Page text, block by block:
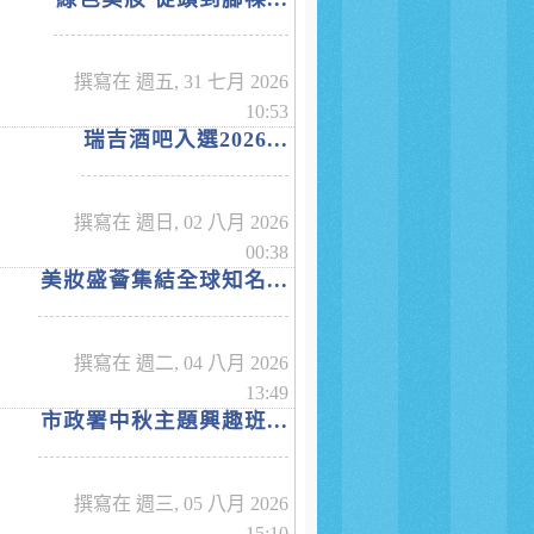
撰寫在 週五, 31 七月 2026
10:53
瑞吉酒吧入選2026...
撰寫在 週日, 02 八月 2026
00:38
美妝盛薈集結全球知名...
撰寫在 週二, 04 八月 2026
13:49
市政署中秋主題興趣班...
撰寫在 週三, 05 八月 2026